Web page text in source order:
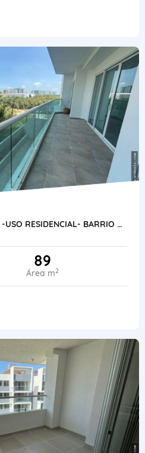
ALQUILER APARTAMENTO -USO RESIDENCIAL- BARRIO CIELO MAR -CARTAGENA-COL
89
Área m2